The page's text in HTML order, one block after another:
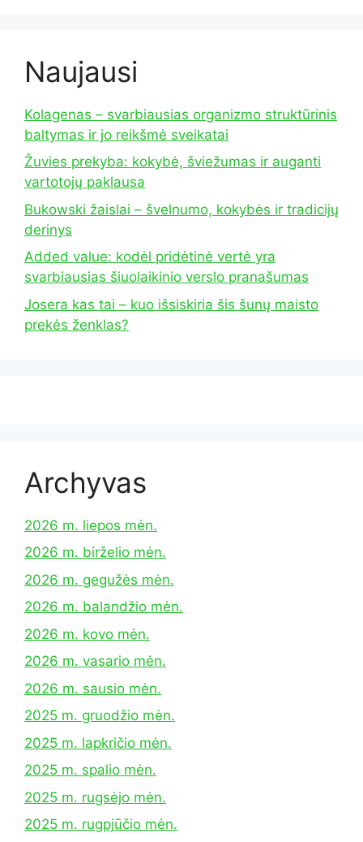
Naujausi
Kolagenas – svarbiausias organizmo struktūrinis
baltymas ir jo reikšmė sveikatai
Žuvies prekyba: kokybė, šviežumas ir auganti
vartotojų paklausa
Bukowski žaislai – švelnumo, kokybės ir tradicijų
derinys
Added value: kodėl pridėtinė vertė yra
svarbiausias šiuolaikinio verslo pranašumas
Josera kas tai – kuo išsiskiria šis šunų maisto
prekės ženklas?
Archyvas
2026 m. liepos mėn.
2026 m. birželio mėn.
2026 m. gegužės mėn.
2026 m. balandžio mėn.
2026 m. kovo mėn.
2026 m. vasario mėn.
2026 m. sausio mėn.
2025 m. gruodžio mėn.
2025 m. lapkričio mėn.
2025 m. spalio mėn.
2025 m. rugsėjo mėn.
2025 m. rugpjūčio mėn.